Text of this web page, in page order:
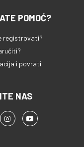
POMOĆ?
registrovati?
i povrati
NAS